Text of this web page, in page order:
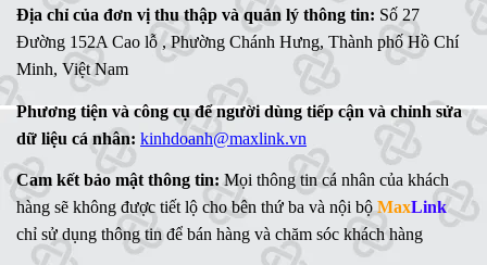
Địa chỉ của đơn vị thu thập và quản lý thông tin: Số 27
Đường 152A Cao lỗ , Phường Chánh Hưng, Thành phố Hồ Chí
Minh, Việt Nam
Phương tiện và công cụ để người dùng tiếp cận và chỉnh sửa
dữ liệu cá nhân: kinhdoanh@maxlink.vn
Cam kết bảo mật thông tin: Mọi thông tin cá nhân của khách
hàng sẽ không được tiết lộ cho bên thứ ba và nội bộMaxLink
chỉ sử dụng thông tin để bán hàng và chăm sóc khách hàng